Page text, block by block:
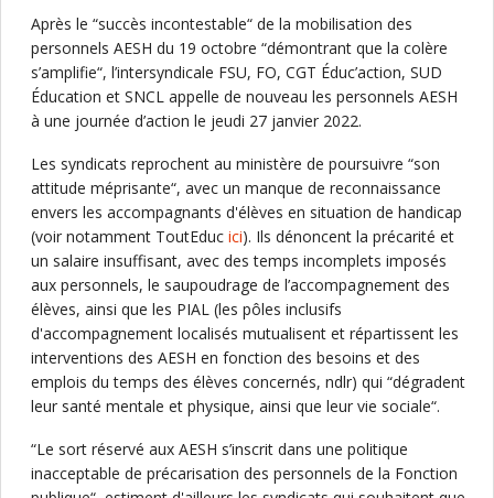
Après le “succès incontestable“ de la mobilisation des
personnels AESH du 19 octobre “démontrant que la colère
s’amplifie“, l’intersyndicale FSU, FO, CGT Éduc’action, SUD
Éducation et SNCL appelle de nouveau les personnels AESH
à une journée d’action le jeudi 27 janvier 2022.
Les syndicats reprochent au ministère de poursuivre “son
attitude méprisante“, avec un manque de reconnaissance
envers les accompagnants d'élèves en situation de handicap
(voir notamment ToutEduc ici). Ils dénoncent la précarité et
un salaire insuffisant, avec des temps incomplets imposés
aux personnels, le saupoudrage de l’accompagnement des
élèves, ainsi que les PIAL (les pôles inclusifs
d'accompagnement localisés mutualisent et répartissent les
interventions des AESH en fonction des besoins et des
emplois du temps des élèves concernés, ndlr) qui “dégradent
leur santé mentale et physique, ainsi que leur vie sociale“.
“Le sort réservé aux AESH s’inscrit dans une politique
inacceptable de précarisation des personnels de la Fonction